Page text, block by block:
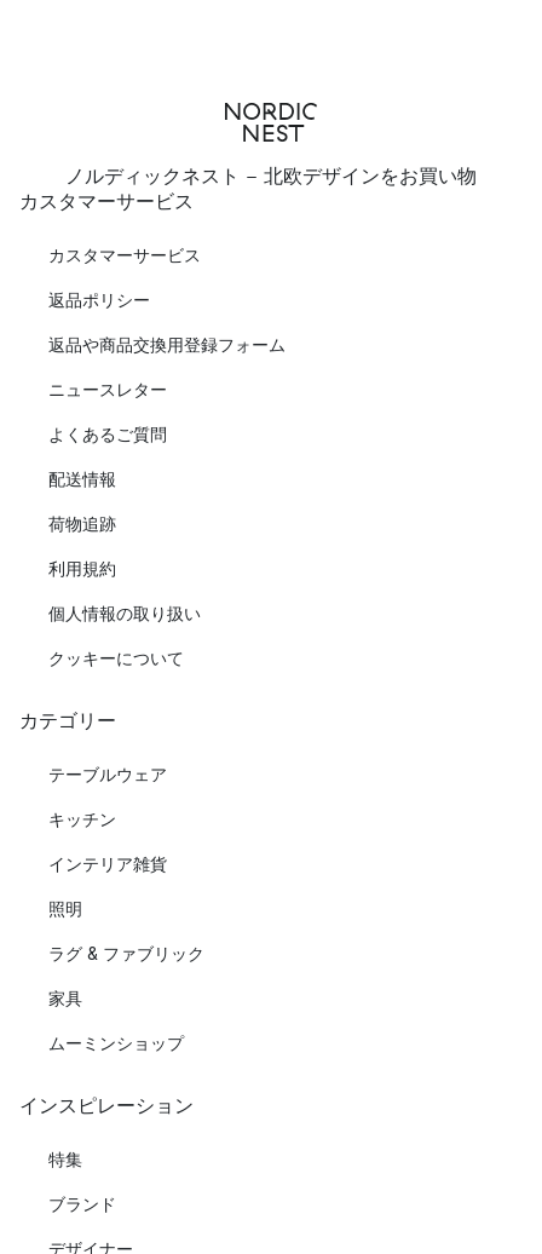
ノルディックネスト - 北欧デザインをお買い物
カスタマーサービス
カスタマーサービス
返品ポリシー
返品や商品交換用登録フォーム
ニュースレター
よくあるご質問
配送情報
荷物追跡
利用規約
個人情報の取り扱い
クッキーについて
カテゴリー
テーブルウェア
キッチン
インテリア雑貨
照明
ラグ & ファブリック
家具
ムーミンショップ
インスピレーション
特集
ブランド
デザイナー